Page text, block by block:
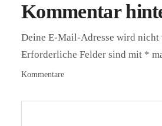
Kommentar
Deine E-Mail-Adresse wird
Erforderliche Felder sind mit *
Kommentare